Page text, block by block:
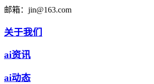
邮箱： jin@163.com
关于我们
ai资讯
ai动态